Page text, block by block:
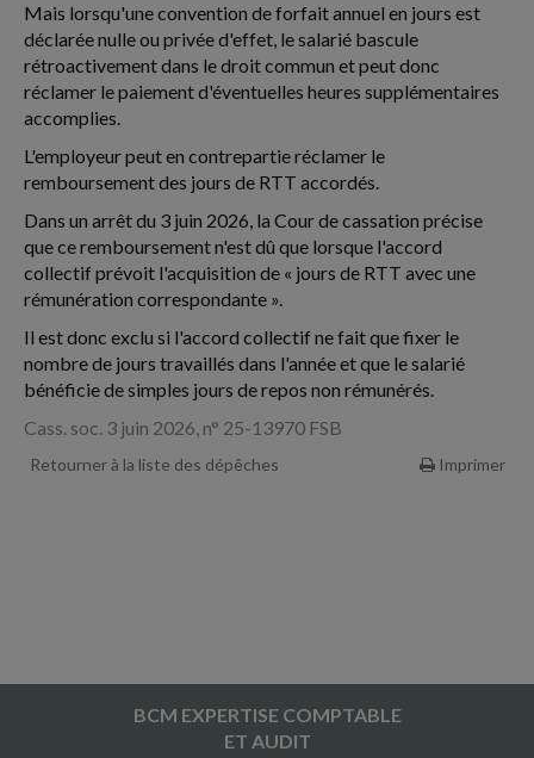
Mais lorsqu'une convention de forfait annuel en jours est
déclarée nulle ou privée d'effet, le salarié bascule
rétroactivement dans le droit commun et peut donc
réclamer le paiement d'éventuelles heures supplémentaires
accomplies.
L'employeur peut en contrepartie réclamer le
remboursement des jours de RTT accordés.
Dans un arrêt du 3 juin 2026, la Cour de cassation précise
que ce remboursement n'est dû que lorsque l'accord
collectif prévoit l'acquisition de « jours de RTT avec une
rémunération correspondante ».
Il est donc exclu si l'accord collectif ne fait que fixer le
nombre de jours travaillés dans l'année et que le salarié
bénéficie de simples jours de repos non rémunérés.
Cass. soc. 3 juin 2026, n° 25-13970 FSB
Retourner à la liste des dépêches Imprimer
BCM EXPERTISE COMPTABLE
ET AUDIT